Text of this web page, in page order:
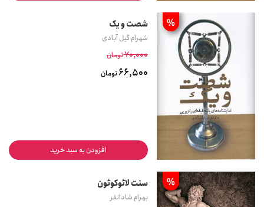
% شصت و یک
شهرام گیل آبادی
70,000تومان
66,500تومان
افزودن به سبد خرید
% سنت لائوکوئون
بهرام شادانفر